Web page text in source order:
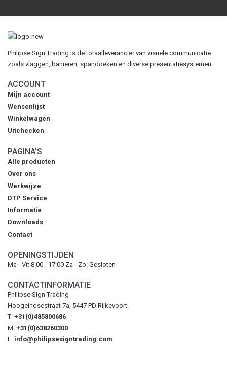
Philipse Sign Trading is de totaalleverancier van visuele communicatie
zoals vlaggen, banieren, spandoeken en diverse presentatiesystemen.
ACCOUNT
Mijn account
Wensenlijst
Winkelwagen
Uitchecken
PAGINA'S
Alle producten
Over ons
Werkwijze
DTP Service
Informatie
Downloads
Contact
OPENINGSTIJDEN
Ma - Vr: 8:00 - 17:00 Za - Zo: Gesloten
CONTACTINFORMATIE
Philipse Sign Trading
Hoogeindsestraat 7a, 5447 PD Rijkevoort
T: +31(0)485800686
M: +31(0)638260300
E: info@philipsesigntrading.com